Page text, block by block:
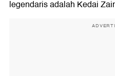
legendaris adalah Kedai